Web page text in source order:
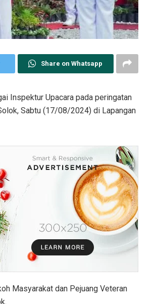
Share on Whatsapp
Inspektur Upacara pada peringatan
Sabtu (17/08/2024) di Lapangan
Masyarakat dan Pejuang Veteran